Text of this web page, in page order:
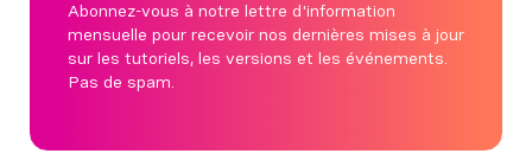
Abonnez-vous à notre lettre d'information
mensuelle pour recevoir nos dernières mises à jour
sur les tutoriels, les versions et les événements.
Pas de spam.